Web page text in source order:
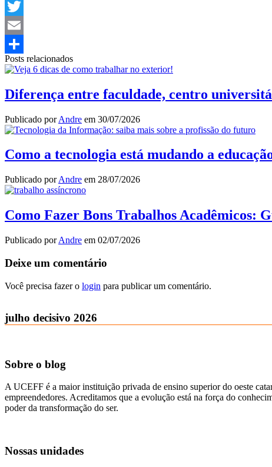
LinkedIn
Twitter
Email
Share
Posts relacionados
Diferença entre faculdade, centro
Publicado porAndre em 30/07/2026
Como a tecnologia está mudando a
Publicado porAndre em 28/07/2026
Como Fazer Bons Trabalhos Acadêmicos:
Publicado porAndre em 02/07/2026
Deixe um comentário
Você precisa fazer o login para publicar um comentário.
julho decisivo 2026
Sobre o blog
A UCEFF é a maior instituição privada de ensino superior do oeste
empreendedores. Acreditamos que a evolução está na força do
poder da transformação do ser.
Nossas unidades